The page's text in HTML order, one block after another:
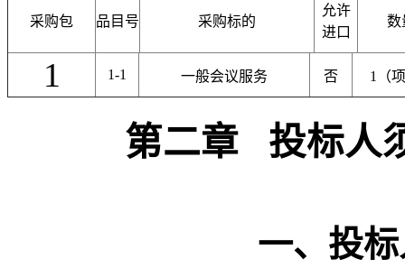
采购包 品目号 采购标的
允许
进口
数
1 1-1 一般会议服务 否 1（
第二章 投标人
一、投